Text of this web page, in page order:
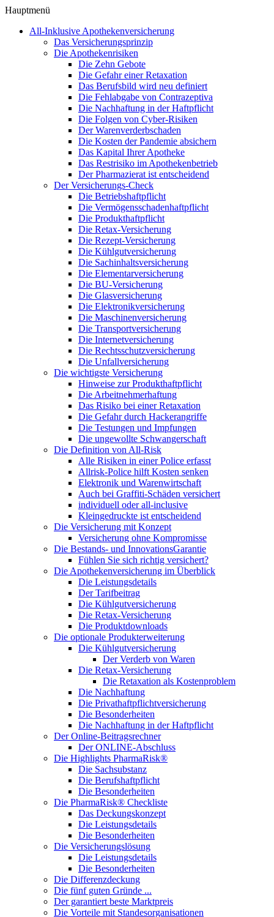
Hauptmenü
All-Inklusive Apothekenversicherung
Das Versicherungsprinzip
Die Apothekenrisiken
Die Zehn Gebote
Die Gefahr einer Retaxation
Das Berufsbild wird neu definiert
Die Fehlabgabe von Contrazeptiva
Die Nachhaftung in der Haftpflicht
Die Folgen von Cyber-Risiken
Der Warenverderbschaden
Die Kosten der Pandemie absichern
Das Kapital Ihrer Apotheke
Das Restrisiko im Apothekenbetrieb
Der Pharmazierat ist entscheidend
Der Versicherungs-Check
Die Betriebshaftpflicht
Die Vermögensschadenhaftpflicht
Die Produkthaftpflicht
Die Retax-Versicherung
Die Rezept-Versicherung
Die Kühlgutversicherung
Die Sachinhaltsversicherung
Die Elementarversicherung
Die BU-Versicherung
Die Glasversicherung
Die Elektronikversicherung
Die Maschinenversicherung
Die Transportversicherung
Die Internetversicherung
Die Rechtsschutzversicherung
Die Unfallversicherung
Die wichtigste Versicherung
Hinweise zur Produkthaftpflicht
Die Arbeitnehmerhaftung
Das Risiko bei einer Retaxation
Die Gefahr durch Hackerangriffe
Die Testungen und Impfungen
Die ungewollte Schwangerschaft
Die Definition von All-Risk
Alle Risiken in einer Police erfasst
Allrisk-Police hilft Kosten senken
Elektronik und Warenwirtschaft
Auch bei Graffiti-Schäden versichert
individuell oder all-inclusive
Kleingedruckte ist entscheidend
Die Versicherung mit Konzept
Versicherung ohne Kompromisse
Die Bestands- und InnovationsGarantie
Fühlen Sie sich richtig versichert?
Die Apothekenversicherung im Überblick
Die Leistungsdetails
Der Tarifbeitrag
Die Kühlgutversicherung
Die Retax-Versicherung
Die Produktdownloads
Die optionale Produkterweiterung
Die Kühlgutversicherung
Der Verderb von Waren
Die Retax-Versicherung
Die Retaxation als Kostenproblem
Die Nachhaftung
Die Privathaftpflichtversicherung
Die Besonderheiten
Die Nachhaftung in der Haftpflicht
Der Online-Beitragsrechner
Der ONLINE-Abschluss
Die Highlights PharmaRisk®
Die Sachsubstanz
Die Berufshaftpflicht
Die Besonderheiten
Die PharmaRisk® Checkliste
Das Deckungskonzept
Die Leistungsdetails
Die Besonderheiten
Die Versicherungslösung
Die Leistungsdetails
Die Besonderheiten
Die Differenzdeckung
Die fünf guten Gründe ...
Der garantiert beste Marktpreis
Die Vorteile mit Standesorganisationen